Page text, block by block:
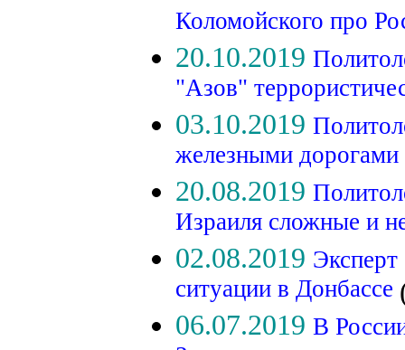
Коломойского про
20.10.2019
"Азов"
03.10.2019
железными дорогами
20.08.2019
Израиля сложные и
02.08.2019 Эксперт
ситуации в Донбассе
06.07.2019 В